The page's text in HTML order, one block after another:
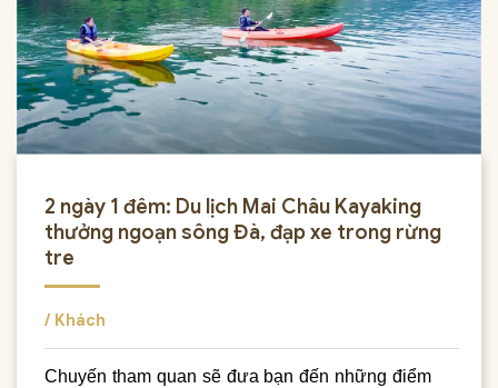
2 ngày 1 đêm: Du lịch Mai Châu Kayaking
thưởng ngoạn sông Đà, đạp xe trong rừng
tre
/ Khách
Chuyến tham quan sẽ đưa bạn đến những điểm